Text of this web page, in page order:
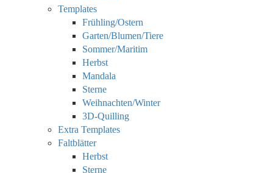
Templates
Frühling/Ostern
Garten/Blumen/Tiere
Sommer/Maritim
Herbst
Mandala
Sterne
Weihnachten/Winter
3D-Quilling
Extra Templates
Faltblätter
Herbst
Sterne